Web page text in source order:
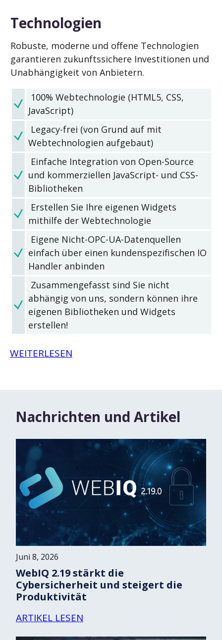
Technologien
Robuste, moderne und offene Technologien
garantieren zukunftssichere Investitionen und
Unabhängigkeit von Anbietern.
100% Webtechnologie (HTML5, CSS,
JavaScript)
Legacy-frei (von Grund auf mit
Webtechnologien aufgebaut)
Einfache Integration von Open-Source
und kommerziellen JavaScript- und CSS-
Bibliotheken
Erstellen Sie Ihre eigenen Widgets
mithilfe der Webtechnologie
Eigene Nicht-OPC-UA-Datenquellen
einfach über einen kundenspezifischen IO
Handler anbinden
Zusammengefasst sind Sie nicht
abhängig von uns, sondern können ihre
eigenen Bibliotheken und Widgets
erstellen!
WEITERLESEN
Nachrichten und Artikel
Juni 8, 2026
WebIQ 2.19 stärkt die
Cybersicherheit und steigert die
Produktivität
ARTIKEL LESEN